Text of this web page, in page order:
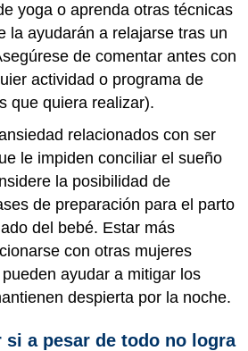
yoga o aprenda otras técnicas
la ayudarán a relajarse tras un
de comentar antes con
actividad o programa de
que quiera realizar).
relacionados con ser
le impiden conciliar el sueño
la posibilidad de
de preparación para el parto
del bebé. Estar más
con otras mujeres
ayudar a mitigar los
despierta por la noche.
si a pesar de todo no logra